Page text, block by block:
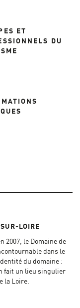
ET
DU
LOIRE
2007, le Domaine de
dans le
du domaine :
fait un lieu singulier
la Loire.